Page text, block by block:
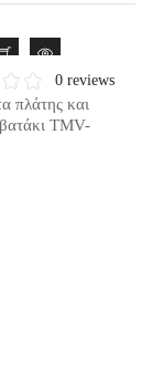
0 reviews
πλάτης και
TMV-